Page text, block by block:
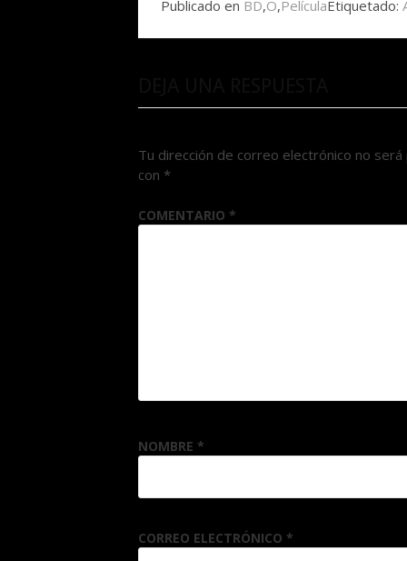
Publicado en BD,O,PelículaEtiquetado:
Tu dirección de correo electrónico no será
con *
COMENTARIO *
NOMBRE *
CORREO ELECTRÓNICO *